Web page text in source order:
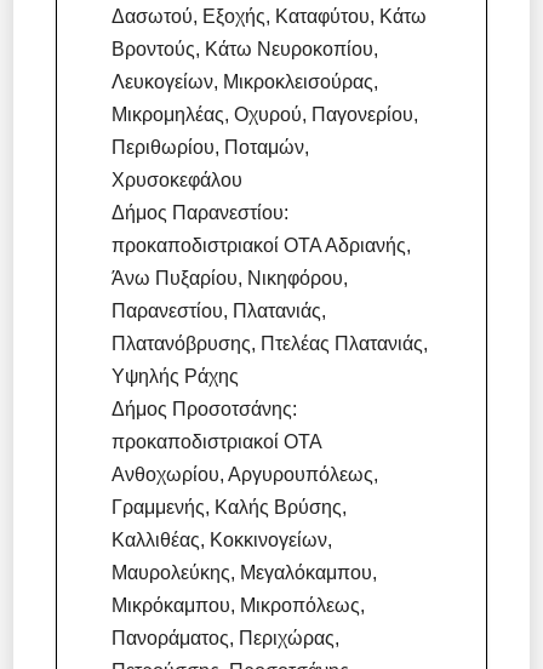
Δασωτού, Εξοχής, Καταφύτου, Κάτω
Βροντούς, Κάτω Νευροκοπίου,
Λευκογείων, Μικροκλεισούρας,
Μικρομηλέας, Οχυρού, Παγονερίου,
Περιθωρίου, Ποταμών,
Χρυσοκεφάλου
Δήμος Παρανεστίου:
προκαποδιστριακοί ΟΤΑ Αδριανής,
Άνω Πυξαρίου, Νικηφόρου,
Παρανεστίου, Πλατανιάς,
Πλατανόβρυσης, Πτελέας Πλατανιάς,
Υψηλής Ράχης
Δήμος Προσοτσάνης:
προκαποδιστριακοί ΟΤΑ
Ανθοχωρίου, Αργυρουπόλεως,
Γραμμενής, Καλής Βρύσης,
Καλλιθέας, Κοκκινογείων,
Μαυρολεύκης, Μεγαλόκαμπου,
Μικρόκαμπου, Μικροπόλεως,
Πανοράματος, Περιχώρας,